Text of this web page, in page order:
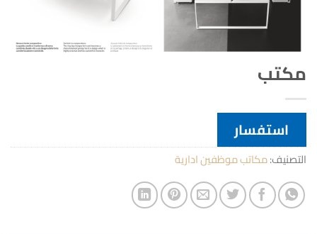
مكتب
استفسار
التصنيف:مكاتب موظفين ادارية